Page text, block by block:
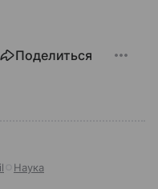
Поделиться
Наука